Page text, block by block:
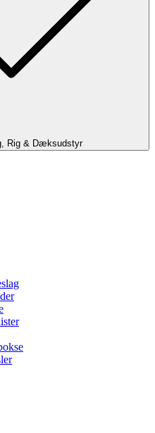
Rig & Dæksudstyr